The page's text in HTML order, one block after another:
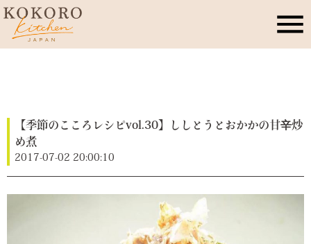
店舗情報
季節のこころレシピ
【季節のこころレシピvol.30】ししとうとおかかの甘辛炒
め煮
2017-07-02 20:00:10